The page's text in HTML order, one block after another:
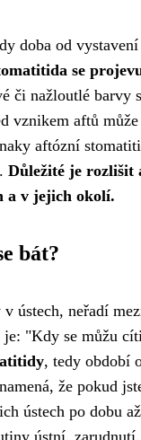
doba od
se
či nažloutlé barvy
vznikem aftů
aftózní
Důležité je rozlišit
a v jejich okolí.
bát?
ústech, neřadí
"Kdy se můžu
, tedy období
že pokud
ústech po dobu
ústní,